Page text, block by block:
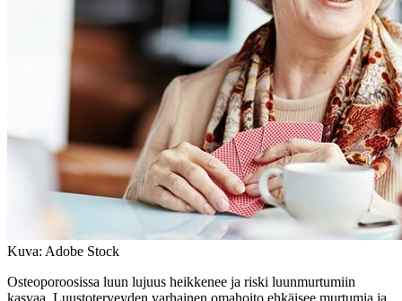
Kuva: Adobe Stock
Osteoporoosissa luun lujuus heikkenee ja riski luunmurtumiin
kasvaa. Luustoterveyden varhainen omahoito ehkäisee murtumia ja